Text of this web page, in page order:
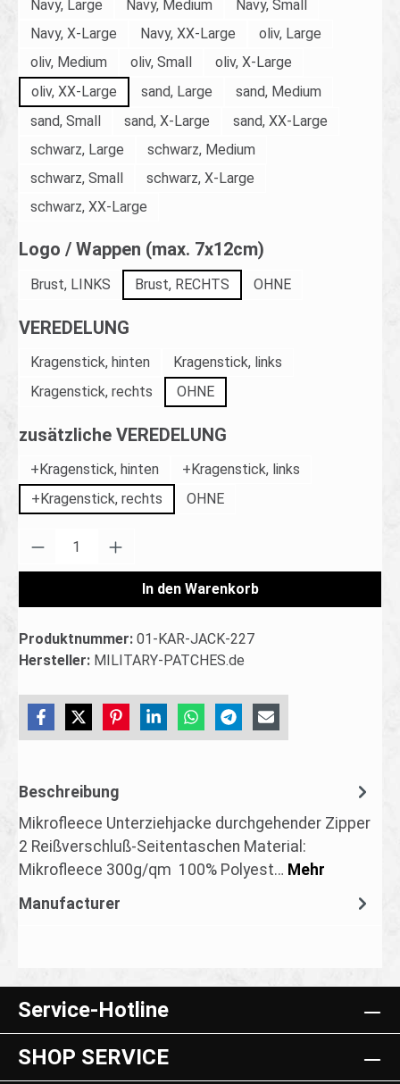
Navy, Large Navy, Medium
Navy, Small
Navy, X-Large
Navy, XX-Large
oliv, Large
oliv, Medium
oliv, Small
oliv, X-Large
oliv, XX-Large
sand, Large
sand, Medium
sand, Small
sand, X-Large
sand, XX-Large
schwarz, Large
schwarz, Medium
schwarz, Small
schwarz, X-Large
schwarz, XX-Large
Logo / Wappen (max. 7x12cm)
Brust, LINKS Brust, RECHTS OHNE
VEREDELUNG
Kragenstick, hinten
Kragenstick, links
Kragenstick, rechts
OHNE
zusätzliche VEREDELUNG
+Kragenstick, hinten
+Kragenstick, links
+Kragenstick, rechts
OHNE
Produkt Anzahl: Gib den gewünschten
In den Warenkorb
Produktnummer: 01-KAR-JACK-227
Hersteller: MILITARY-PATCHES.de
Beschreibung
Mikrofleece Unterziehjacke durchgehender Zipper
2 Reißverschluß-Seitentaschen Material:
Mikrofleece 300g/qm 100% Polyest… Mehr
Manufacturer
Service-Hotline
SHOP SERVICE